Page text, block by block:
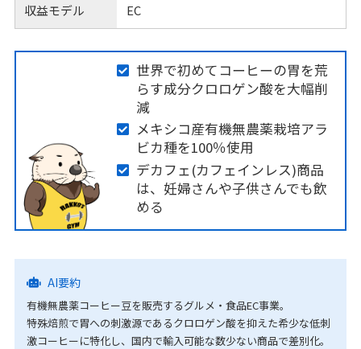
収益モデル EC
世界で初めてコーヒーの胃を荒
らす成分クロロゲン酸を大幅削
減
メキシコ産有機無農薬栽培アラ
ビカ種を100％使用
デカフェ(カフェインレス)商品
は、妊婦さんや子供さんでも飲
める
AI要約
有機無農薬コーヒー豆を販売するグルメ・食品EC事業。
特殊焙煎で胃への刺激源であるクロロゲン酸を抑えた希少な低刺
激コーヒーに特化し、国内で輸入可能な数少ない商品で差別化。